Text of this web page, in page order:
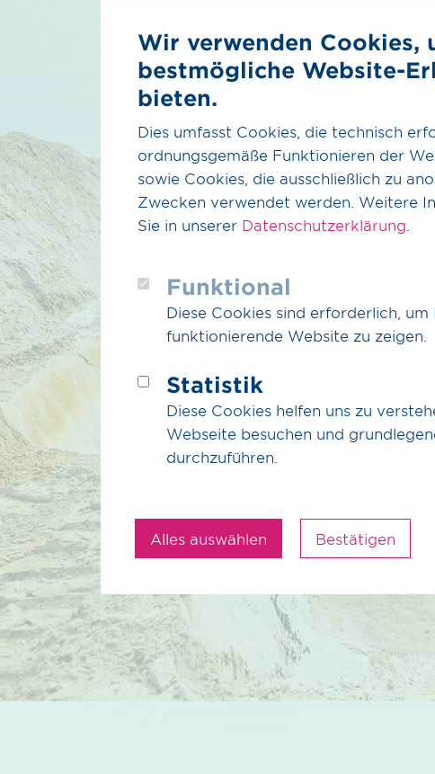
Wir verwenden Cookies,
bestmögliche Website-
bieten.
Dies umfasst Cookies, die technisch
ordnungsgemäße Funktionieren der
sowie Cookies, die ausschließlich zu
Zwecken verwendet werden. Weitere
Sie in unserer Datenschutzerklärung
Funktional
Diese Cookies sind erforderlich, um
funktionierende Website zu zeigen.
Statistik
Diese Cookies helfen uns zu
Webseite besuchen und
durchzuführen.
Bestätigen
Alles auswählen